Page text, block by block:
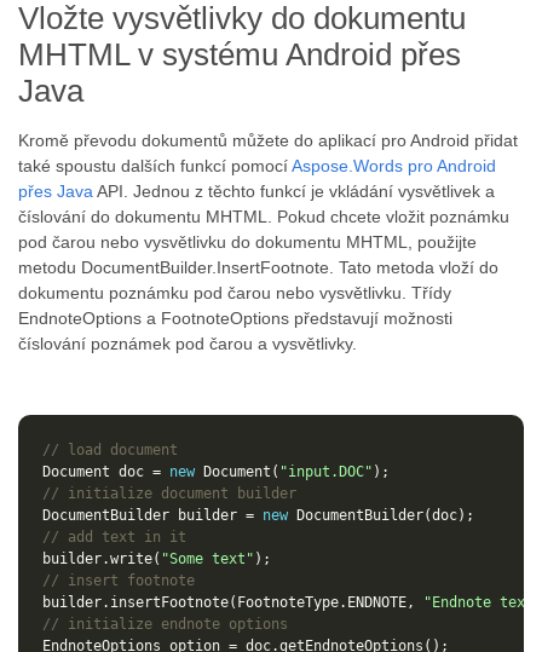
Vložte vysvětlivky do dokumentu
MHTML v systému Android přes
Java
Kromě převodu dokumentů můžete do aplikací pro Android přidat
také spoustu dalších funkcí pomocíAspose.Words pro Android
přes Java API. Jednou z těchto funkcí je vkládání vysvětlivek a
číslování do dokumentu MHTML. Pokud chcete vložit poznámku
pod čarou nebo vysvětlivku do dokumentu MHTML, použijte
metodu DocumentBuilder.InsertFootnote. Tato metoda vloží do
dokumentu poznámku pod čarou nebo vysvětlivku. Třídy
EndnoteOptions a FootnoteOptions představují možnosti
číslování poznámek pod čarou a vysvětlivky.
// load document
Document doc = new Document ( "input.DOC" );
// initialize document builder
DocumentBuilder
builder = new DocumentBuilder(doc);
// add text in it
builder.write( "Some text" );
// insert footnote
builder. insertFootnote( FootnoteType. ENDNOTE,
"Endnote
// initialize endnote options
EndnoteOptions option = doc.getEndnoteOptions ();